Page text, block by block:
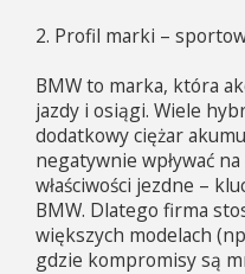
2. Profil marki –
BMW to marka, która
jazdy i osiągi. Wiele
dodatkowy ciężar
negatywnie wpływać na
właściwości jezdne –
BMW. Dlatego firma
większych modelach
gdzie kompromisy są